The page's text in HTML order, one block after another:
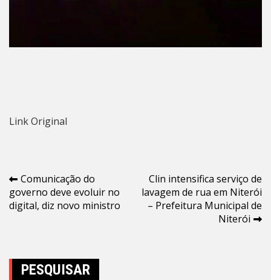
Link Original
Navegação
de
Comunicação do
governo deve evoluir no
digital, diz novo ministro
Clin intensifica serviço de
lavagem de rua em Niterói
– Prefeitura Municipal de
Niterói
PESQUISAR